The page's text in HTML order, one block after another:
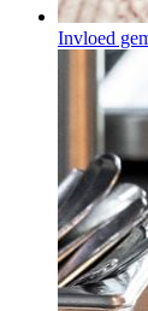
Invloed